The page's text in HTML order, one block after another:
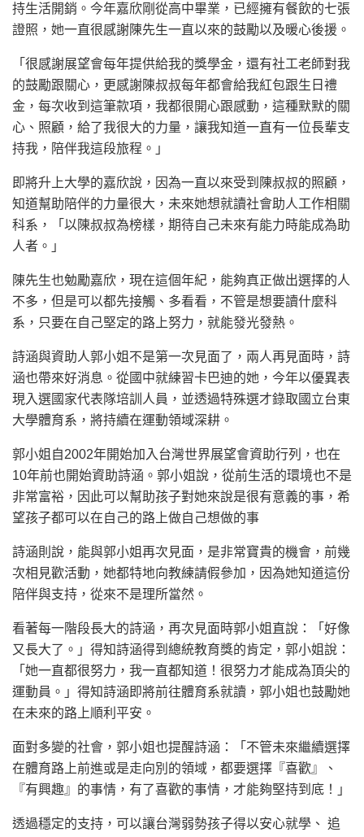
持生活開銷。今年嘉欣剛從高中畢業，已經擁有餐飲的七張
證照，她一直很感謝陳先生一直以來的鼓勵以及暖心後援。
「很感謝展望會每年提供給我的獎學金，還有社工老師對我
的鼓勵跟關心，更感謝陳叔叔每年都會給我紅包跟生日禮
金，每次收到這筆款項，我都很開心跟感動，這種默默的關
心、照顧，給了我很大的力量，讓我知道一直有一位長輩支
持我，陪伴我這段旅程。」
即將升上大學的嘉欣說，因為一直以來受到陳叔叔的照顧，
知道幫助陪伴的力量很大，未來她想就讀社會助人工作相關
科系，「以陳叔叔為榜樣，期待自己未來有能力時能成為助
人者。」
陳先生也勉勵嘉欣，現在這個年紀，能夠真正做出選擇的人
不多，但是可以都先接觸、多看看，不管是想要讀什麼科
系，只要在自己堅定的路上努力，就能發光發熱。
詩涵與資助人郭小姐不是第一次見面了，兩人再見面時，詩
涵也帶來好消息。從國中就練習卡巴迪的她，今年以優異表
現入選國家代表隊培訓人員，並透過特殊選才錄取國立台東
大學體育系，將持續在運動領域深耕。
郭小姐自2002年開始加入台灣世界展望會資助行列，也在
10年前也開始資助詩涵。郭小姐說，從前生活的環境也不是
非常富裕，因此可以幫助孩子對她來說是很有意義的事，希
望孩子都可以在自己的路上做自己想做的事
詩涵則說，能與郭小姐再次見面，是非常寶貴的機會，前幾
次相見歡活動，她都特地向教練請假參加，因為她知道這份
陪伴與支持，從來不是理所當然。
看著每一階段長大的詩涵，再次見面時郭小姐直說：「好像
又長大了。」得知詩涵得到總統教育獎的肯定，郭小姐說：
「她一直都很努力，我一直都知道！很努力才能成為頂尖的
運動員。」得知詩涵即將前往體育系就讀，郭小姐也鼓勵她
在未來的路上順利平安。
面對多變的社會，郭小姐也提醒詩涵：「不管未來繼續選擇
在體育路上前進或是走向別的領域，都要選擇『喜歡』、
『有興趣』的事情，有了喜歡的事情，才能夠堅持到底！」
透過穩定的支持，可以讓台灣弱勢孩子得以安心就學、 追